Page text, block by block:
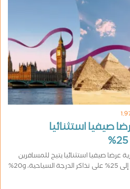
صيفيا استثنائيا
صيفيا استثنائيا يتيح للمسافرين
الاستفادة من خصومات تصل إلى 25% على تذاكر الدرجة السياحية، و20%